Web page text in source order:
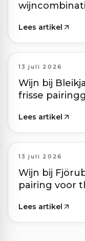
Lees artikel
13 juli 2026
Wijn bij
frisse
Lees artikel
13 juli 2026
Wijn bij
pairing voor
Lees artikel